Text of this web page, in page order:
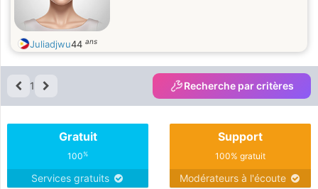
Juliadjwu44 ans
1 Recherche par critères
Gratuit
100%
Services gratuits
Support
100% gratuit
Modérateurs à l'écoute